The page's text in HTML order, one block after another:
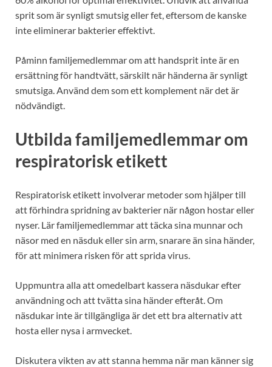
sprit som är synligt smutsig eller fet, eftersom de kanske
inte eliminerar bakterier effektivt.
Påminn familjemedlemmar om att handsprit inte är en
ersättning för handtvätt, särskilt när händerna är synligt
smutsiga. Använd dem som ett komplement när det är
nödvändigt.
Utbilda familjemedlemmar om
respiratorisk etikett
Respiratorisk etikett involverar metoder som hjälper till
att förhindra spridning av bakterier när någon hostar eller
nyser. Lär familjemedlemmar att täcka sina munnar och
näsor med en näsduk eller sin arm, snarare än sina händer,
för att minimera risken för att sprida virus.
Uppmuntra alla att omedelbart kassera näsdukar efter
användning och att tvätta sina händer efteråt. Om
näsdukar inte är tillgängliga är det ett bra alternativ att
hosta eller nysa i armvecket.
Diskutera vikten av att stanna hemma när man känner sig